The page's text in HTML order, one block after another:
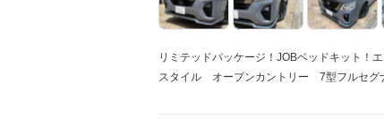
リミテッドパッケージ！JOBベッドキット
スタイル オープンカントリー 7型フルセグ